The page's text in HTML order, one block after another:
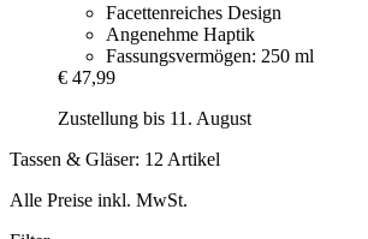
Facettenreiches Design
Angenehme Haptik
Fassungsvermögen: 250 ml
€ 47,99
Zustellung bis 11. August
Tassen & Gläser: 12 Artikel
Alle Preise inkl. MwSt.